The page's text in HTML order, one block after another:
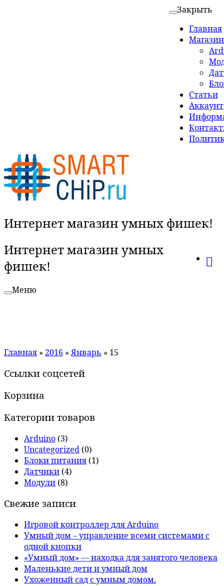
Закрыть
Главная
Магазин
Статьи
Аккаунт
Интернет магазин умных фишек!
Интернет магазин умных
фишек!
Меню
Главная » 2016 » Январь » 15
Ссылки соцсетей
Корзина
Категории товаров
Arduino (3)
Uncategorized (0)
Блоки питания (1)
Датчики (4)
Модули (8)
Свежие записи
Игровой контроллер для Arduino
Умный дом – управление всеми системами с
одной кнопки
«Умный дом» — находка для занятого человека
Маленькие дети и умный дом
Ухоженный сад с умным домом.